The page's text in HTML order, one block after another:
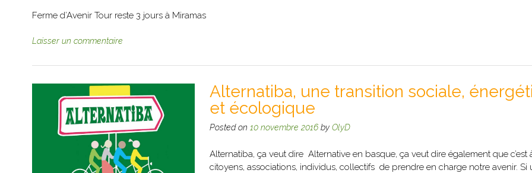
Ferme d’Avenir Tour reste 3 jours à Miramas
Laisser un commentaire
Alternatiba, une transition sociale,
et écologique
Posted on 10 novembre 2016by OlyD
Alternatiba, ça veut dire Alternative en basque, ça veut dire également que c’est
citoyens, associations, individus, collectifs de prendre en charge notre avenir. Si